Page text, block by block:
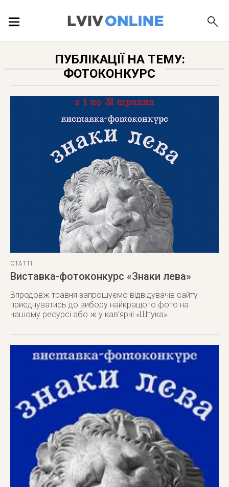
ПУБЛІКАЦІЇ НА ТЕМУ:
ФОТОКОНКУРС
СТАТТІ
Виставка-фотоконкурс «Знаки лева»
Впродовж травня запрошуємо відвідувачів сайту
приєднуватись до вибору найкращого фото на
нашому ресурсі або ж у кав’ярні «Штука».